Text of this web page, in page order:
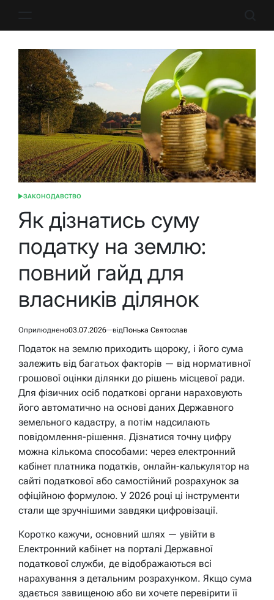
ОПУБЛІКУВАТИ
ЗАКОНОДАВСТВО
Як дізнатись суму
податку на землю:
повний гайд для
власників ділянок
Оприлюднено03.07.2026 відПонька Святослав
Податок на землю приходить щороку, і його сума
залежить від багатьох факторів — від нормативної
грошової оцінки ділянки до рішень місцевої ради.
Для фізичних осіб податкові органи нараховують
його автоматично на основі даних Державного
земельного кадастру, а потім надсилають
повідомлення-рішення. Дізнатися точну цифру
можна кількома способами: через електронний
кабінет платника податків, онлайн-калькулятор на
сайті податкової або самостійний розрахунок за
офіційною формулою. У 2026 році ці інструменти
стали ще зручнішими завдяки цифровізації.
Коротко кажучи, основний шлях — увійти в
Електронний кабінет на порталі Державної
податкової служби, де відображаються всі
нарахування з детальним розрахунком. Якщо сума
здається завищеною або ви хочете перевірити її